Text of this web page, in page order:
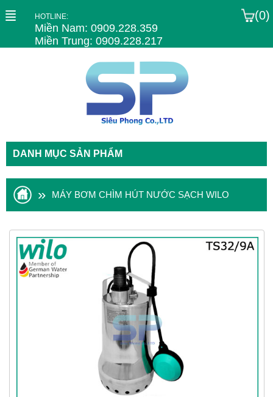
HOTLINE:
Miền Nam: 0909.228.359
Miền Trung: 0909.228.217
(0)
DANH MỤC SẢN PHẨM
» MÁY BƠM CHÌM HÚT NƯỚC SẠCH WILO